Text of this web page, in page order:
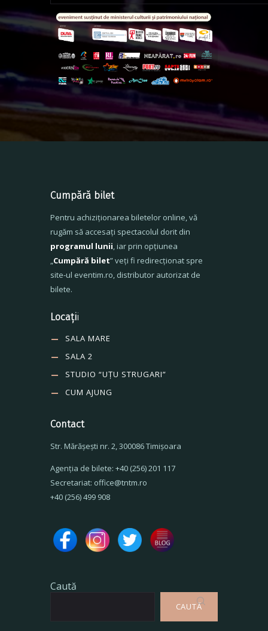
Cumpără bilet
Pentru achiziționarea biletelor online, vă
rugăm să accesați spectacolul dorit din
programul lunii, iar prin opțiunea
„Cumpără bilet” veți fi redirecționat spre
site-ul eventim.ro, distributor autorizat de
bilete.
Locații
SALA MARE
SALA 2
STUDIO “UȚU STRUGARI”
CUM AJUNG
Contact
Str. Mărăşeşti nr. 2, 300086 Timişoara
Agenţia de bilete: +40 (256) 201 117
Secretariat: office@tntm.ro
+40 (256) 499 908
Caută
CAUTĂ